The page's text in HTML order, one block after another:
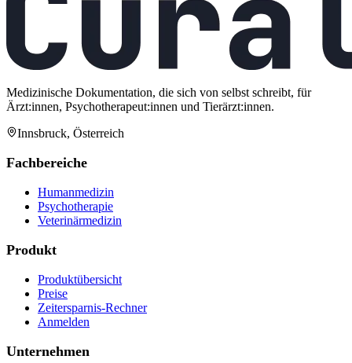
Medizinische Dokumentation, die sich von selbst schreibt, für
Ärzt:innen, Psychotherapeut:innen und Tierärzt:innen.
Innsbruck, Österreich
Fachbereiche
Humanmedizin
Psychotherapie
Veterinärmedizin
Produkt
Produktübersicht
Preise
Zeitersparnis-Rechner
Anmelden
Unternehmen